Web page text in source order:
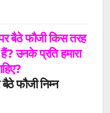
बैठे फौजी किस तरह
?उनके प्रति हमारा
?
फौजी निम्न